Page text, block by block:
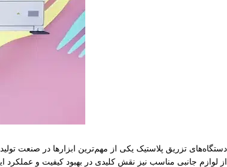
دستگاه‌های تزریق پلاستیک یکی از مهم‌ترین ابزارها در صنعت
از لوازم جانبی مناسب نیز نقش کلیدی در بهبود کیفیت و عملکرد